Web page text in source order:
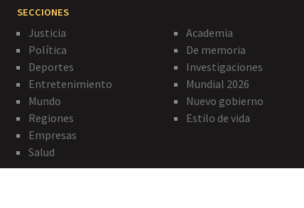
SECCIONES
Justicia
Política
Deportes
Entretenimiento
Mundo
Regiones
Empresas
Salud
Academia
De memoria
Investigaciones
Mundial 2026
Nuevo gobierno
Estilo de vida